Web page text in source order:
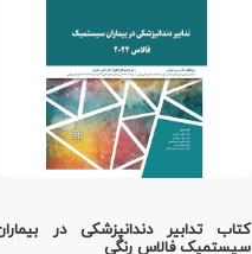
کتاب تدابیر دندانپزشکی در
سیستمیک فالاس رنگی